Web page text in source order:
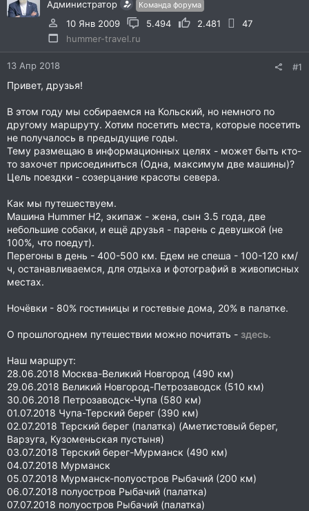
Администратор Команда форума
10 Янв 2009 5.494 2.481
47
hummer-travel.ru
13 Апр 2018 #1
Привет, друзья!
В этом году мы собираемся на Кольский, но немного по
другому маршруту. Хотим посетить места, которые посетить
не получалось в предыдущие годы.
Тему размещаю в информационных целях - может быть кто-
то захочет присоединиться (Одна, максимум две машины)?
Цель поездки - созерцание красоты севера.
Как мы путешествуем.
Машина Hummer H2, экипаж - жена, сын 3.5 года, две
небольшие собаки, и ещё друзья - парень с девушкой (не
100%, что поедут).
Перегоны в день - 400-500 км. Едем не спеша - 100-120 км/
ч, останавливаемся, для отдыха и фотографий в живописных
местах.
Ночёвки - 80% гостиницы и гостевые дома, 20% в палатке.
О прошлогоднем путешествии можно почитать - здесь.
Наш маршрут:
28.06.2018 Москва-Великий Новгород (490 км)
29.06.2018 Великий Новгород-Петрозаводск (510 км)
30.06.2018 Петрозаводск-Чупа (580 км)
01.07.2018 Чупа-Терский берег (390 км)
02.07.2018 Терский берег (палатка) (Аметистовый берег,
Варзуга, Кузоменьская пустыня)
03.07.2018 Терский берег-Мурманск (490 км)
04.07.2018 Мурманск
05.07.2018 Мурманск-полуостров Рыбачий (200 км)
06.07.2018 полуостров Рыбачий (палатка)
07.07.2018 полуостров Рыбачий (палатка)